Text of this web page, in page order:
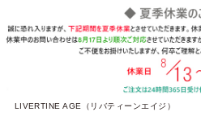
LIVERTINE AGE（リバティーンエイジ）